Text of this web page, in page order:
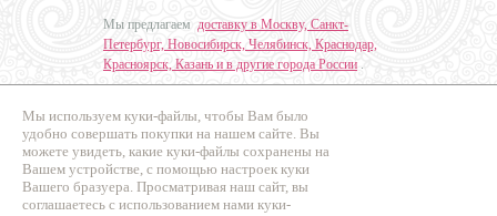
Мы используем куки-файлы, чтобы Вам было
удобно совершать покупки на нашем сайте. Вы
можете увидеть, какие куки-файлы сохранены на
Вашем устройстве, с помощью настроек куки
Вашего бразуера. Просматривая наш сайт, вы
соглашаетесь с использованием нами куки-
Мы предлагаем доставку в Москву, Санкт-
Петербург, Новосибирск, Челябинск, Краснодар,
Красноярск, Казань и в другие города России .
Дизайн - Наталья Мальцева
Продвижение сайтов
Промо Эксперт